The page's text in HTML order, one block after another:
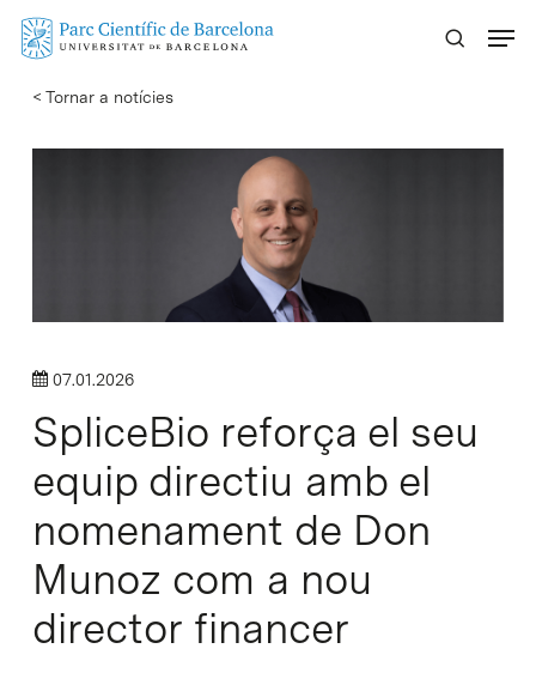
Skip
content
< Tornar a notícies
07.01.2026
SpliceBio reforça el seu
equip directiu amb el
nomenament de Don
Munoz com a nou
director financer